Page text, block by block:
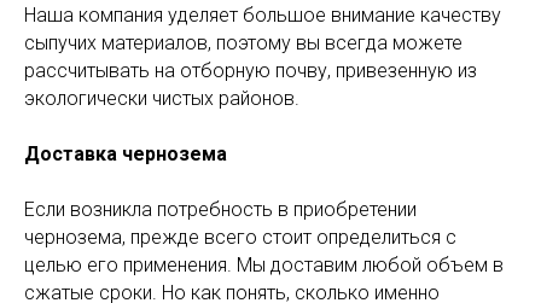
Наша компания уделяет большое внимание качеству
сыпучих материалов, поэтому вы всегда можете
рассчитывать на отборную почву, привезенную из
экологически чистых районов.
Доставка чернозема
Если возникла потребность в приобретении
чернозема, прежде всего стоит определиться с
целью его применения. Мы доставим любой объем в
сжатые сроки. Но как понять, сколько именно